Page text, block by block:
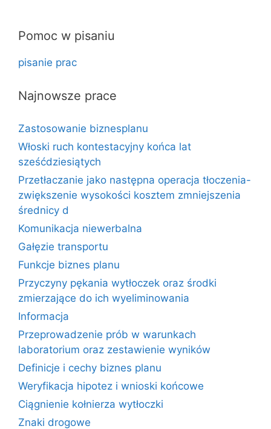
Pomoc w pisaniu
pisanie prac
Najnowsze prace
Zastosowanie biznesplanu
Włoski ruch kontestacyjny końca lat
sześćdziesiątych
Przetłaczanie jako następna operacja tłoczenia-
zwiększenie wysokości kosztem zmniejszenia
średnicy d
Komunikacja niewerbalna
Gałęzie transportu
Funkcje biznes planu
Przyczyny pękania wytłoczek oraz środki
zmierzające do ich wyeliminowania
Informacja
Przeprowadzenie prób w warunkach
laboratorium oraz zestawienie wyników
Definicje i cechy biznes planu
Weryfikacja hipotez i wnioski końcowe
Ciągnienie kołnierza wytłoczki
Znaki drogowe